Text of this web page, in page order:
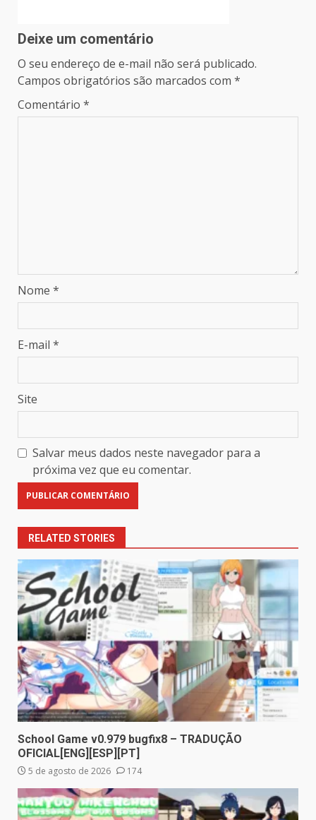
Deixe um comentário
O seu endereço de e-mail não será publicado.
Campos obrigatórios são marcados com *
Comentário *
Nome *
E-mail *
Site
Salvar meus dados neste navegador para a
próxima vez que eu comentar.
RELATED STORIES
School Game v0.979 bugfix8 – TRADUÇÃO
OFICIAL[ENG][ESP][PT]
5 de agosto de 2026 174